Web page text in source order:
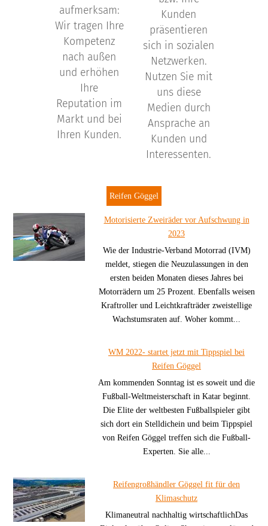
aufmerksam:
Wir tragen Ihre
Kompetenz
nach außen
und erhöhen
Ihre
Reputation im
Markt und bei
Ihren Kunden.
Kunden
präsentieren
sich in sozialen
Netzwerken.
Nutzen Sie mit
uns diese
Medien durch
Ansprache an
Kunden und
Interessenten.
Reifen Göggel
Motorisierte Zweiräder vor Aufschwung in
2023
Wie der Industrie-Verband Motorrad (IVM)
meldet, stiegen die Neuzulassungen in den
ersten beiden Monaten dieses Jahres bei
Motorrädern um 25 Prozent. Ebenfalls weisen
Kraftroller und Leichtkrafträder zweistellige
Wachstumsraten auf. Woher kommt...
WM 2022- startet jetzt mit Tippspiel bei
Reifen Göggel
Am kommenden Sonntag ist es soweit und die
Fußball-Weltmeisterschaft in Katar beginnt.
Die Elite der weltbesten Fußballspieler gibt
sich dort ein Stelldichein und beim Tippspiel
von Reifen Göggel treffen sich die Fußball-
Experten. Sie alle...
Reifengroßhändler Göggel fit für den
Klimaschutz
Klimaneutral nachhaltig wirtschaftlichDas